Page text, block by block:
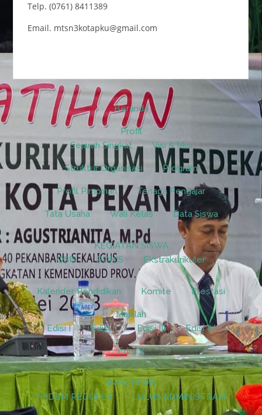
Telp. (0761) 8411389
Email. mtsn3kotapku@gmail.com
Beranda
Profil
Sejarah Singkat
Visi & Misi
Struktur Organisasi Program
Profil Pimpinan Tenaga Pengajar
Tata Usaha Wali Kelas Data Siswa
KEGIATAN SISWA
OSIS
ROHIS Ekstrakurikuler
Kalender Pendidikan Komite Prestasi
Majalah
Edisi I
Edisi II Edisi III Edisi IV
Edisi V
INFO PPDB
PPDBM REGULER
LULUS ADMINISTRASI